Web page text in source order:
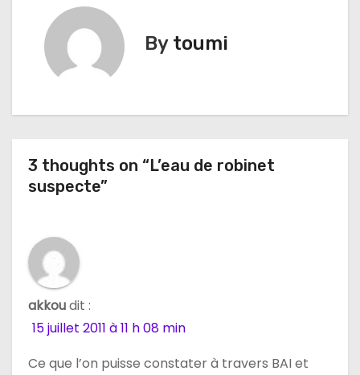
n
d
e
By toumi
3 thoughts on “L’eau de robinet
suspecte”
akkoudit :
15 juillet 2011 à 11 h 08 min
Ce que l’on puisse constater à travers BAI et